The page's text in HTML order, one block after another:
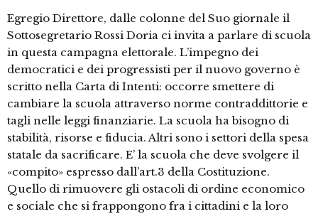
Egregio Direttore, dalle colonne del Suo giornale il
Sottosegretario Rossi Doria ci invita a parlare di scuola
in questa campagna elettorale. L’impegno dei
democratici e dei progressisti per il nuovo governo è
scritto nella Carta di Intenti: occorre smettere di
cambiare la scuola attraverso norme contraddittorie e
tagli nelle leggi finanziarie. La scuola ha bisogno di
stabilità, risorse e fiducia. Altri sono i settori della spesa
statale da sacrificare. E’ la scuola che deve svolgere il
«compito» espresso dall’art.3 della Costituzione.
Quello di rimuovere gli ostacoli di ordine economico
e sociale che si frappongono fra i cittadini e la loro